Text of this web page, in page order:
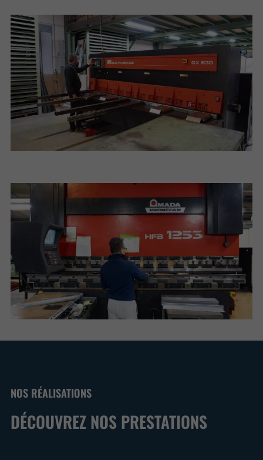
NOS RÉALISATIONS
DÉCOUVREZ NOS PRESTATIONS